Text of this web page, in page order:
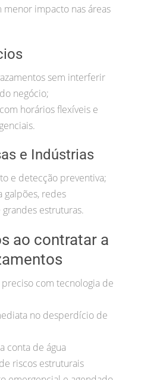
menor impacto nas áreas
sem interferir
negócio;
horários flexíveis e
e Indústrias
e detecção preventiva;
galpões, redes
estruturas.
ao contratar a
com tecnologia de
no desperdício de
conta de água
riscos estruturais